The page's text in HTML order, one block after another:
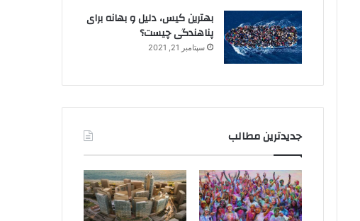
بهترین کیس، دلیل و بهانه برای
پناهندگی چیست؟
سپتامبر 21, 2021
جدیدترین مطالب